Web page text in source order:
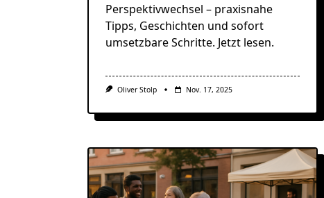
Perspektivwechsel – praxisnahe
Tipps, Geschichten und sofort
umsetzbare Schritte. Jetzt lesen.
Oliver Stolp Nov. 17, 2025